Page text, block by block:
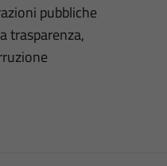
pubbliche
trasparenza,